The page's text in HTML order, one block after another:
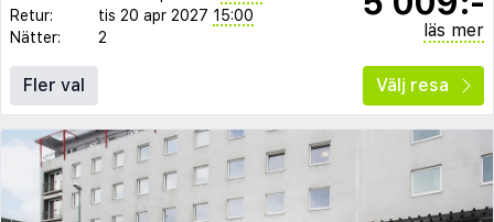
Retur:
tis 20 apr 2027 15:00
Nätter:
2 läs mer
Fler val Välj resa